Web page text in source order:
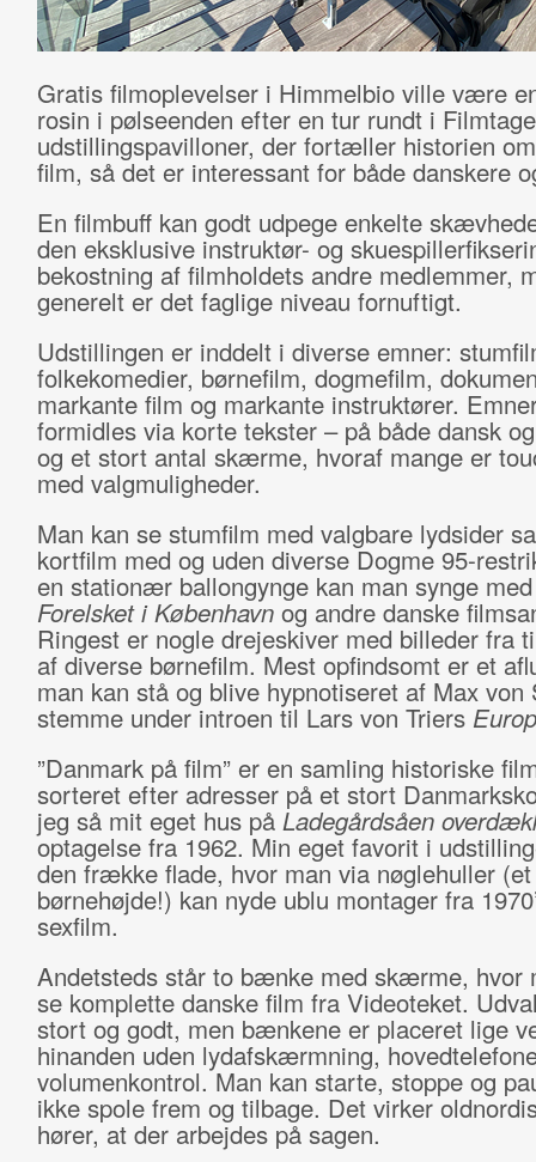
Gratis filmoplevelser i Himmelbio ville være
rosin i pølseenden efter en tur rundt i
udstillingspavilloner, der fortæller historien
film, så det er interessant for både danskere
En filmbuff kan godt udpege enkelte
den eksklusive instruktør- og
bekostning af filmholdets andre medlemmer,
generelt er det faglige niveau fornuftigt.
Udstillingen er inddelt i diverse emner:
folkekomedier, børnefilm, dogmefilm,
markante film og markante instruktører.
formidles via korte tekster – på både dansk
og et stort antal skærme, hvoraf mange er
med valgmuligheder.
Man kan se stumfilm med valgbare lydsider
kortfilm med og uden diverse Dogme 95-
en stationær ballongynge kan man synge
Forelsket i Københavnog andre danske
Ringest er nogle drejeskiver med billeder fra
af diverse børnefilm. Mest opfindsomt er et
man kan stå og blive hypnotiseret af Max von
stemme under introen til Lars von Triers
”Danmark på film” er en samling historiske
sorteret efter adresser på et stort
jeg så mit eget hus på Ladegårdsåen
optagelse fra 1962. Min eget favorit i
den frække flade, hvor man via nøglehuller
børnehøjde!) kan nyde ublu montager fra
sexfilm.
Andetsteds står to bænke med skærme, hvor
se komplette danske film fra Videoteket.
stort og godt, men bænkene er placeret lige
hinanden uden lydafskærmning,
volumenkontrol. Man kan starte, stoppe og
ikke spole frem og tilbage. Det virker
hører, at der arbejdes på sagen.